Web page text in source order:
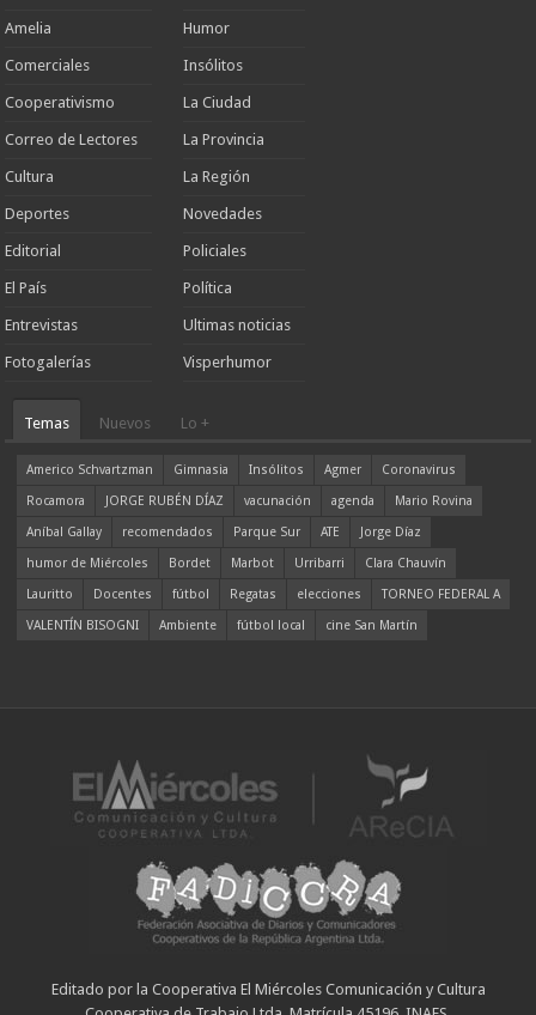
Amelia
Comerciales
Cooperativismo
Correo de Lectores
Cultura
Deportes
Editorial
El País
Entrevistas
Fotogalerías
Humor
Insólitos
La Ciudad
La Provincia
La Región
Novedades
Policiales
Política
Ultimas noticias
Visperhumor
Temas Nuevos Lo +
Americo Schvartzman Gimnasia Insólitos Agmer
Coronavirus
Rocamora
JORGE RUBÉN DÍAZ vacunación agenda
Mario Rovina
Aníbal Gallay
recomendados Parque Sur ATE
Jorge Díaz
humor de Miércoles
Bordet Marbot Urribarri
Clara Chauvín
Lauritto
Docentes fútbol Regatas elecciones
TORNEO FEDERAL A
VALENTÍN BISOGNI
Ambiente fútbol local cine San Martín
Editado por la Cooperativa El Miércoles Comunicación y Cultura